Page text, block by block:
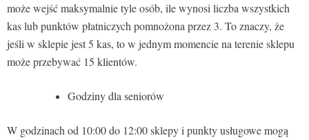
może wejść maksymalnie tyle osób, ile wynosi liczba wszystkich
kas lub punktów płatniczych pomnożona przez 3. To znaczy, że
jeśli w sklepie jest 5 kas, to w jednym momencie na terenie sklepu
może przebywać 15 klientów.
Godziny dla seniorów
W godzinach od 10:00 do 12:00 sklepy i punkty usługowe mogą